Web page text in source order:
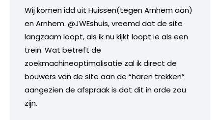
Wij komen idd uit Huissen(tegen Arnhem aan)
en Arnhem. @JWEshuis, vreemd dat de site
langzaam loopt, als ik nu kijkt loopt ie als een
trein. Wat betreft de
zoekmachineoptimalisatie zal ik direct de
bouwers van de site aan de “haren trekken”
aangezien de afspraak is dat dit in orde zou
zijn.